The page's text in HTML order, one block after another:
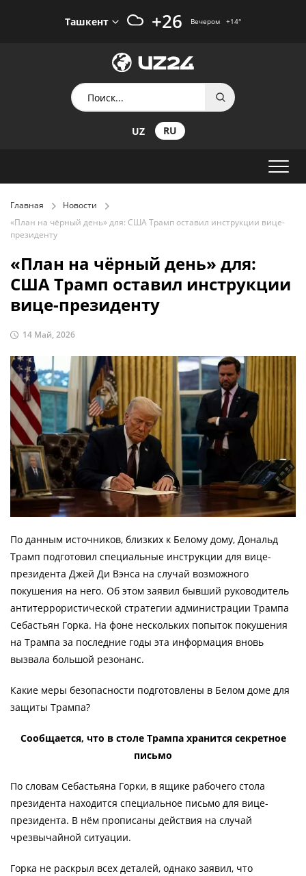
Ташкент +26 Вечером +14°
UZ RU
Главная
Новости
«План на чёрный день» для: США Трамп оставил инструкции вице-
президенту
«План на чёрный день» для:
США Трамп оставил инструкции
вице-президенту
14 Май, 2026
По данным источников, близких к Белому дому, Дональд
Трамп подготовил специальные инструкции для вице-
президента Джей Ди Вэнса на случай возможного
покушения на него. Об этом заявил бывший руководитель
антитеррористической стратегии администрации Трампа
Себастьян Горка. На фоне нескольких попыток покушения
на Трампа за последние годы эта информация вновь
вызвала большой резонанс.
Какие меры безопасности подготовлены в Белом доме для
защиты Трампа?
Сообщается, что в столе Трампа хранится секретное
письмо
По словам Себастьяна Горки, в ящике рабочего стола
президента находится специальное письмо для вице-
президента. В нём прописаны действия на случай
чрезвычайной ситуации.
Горка не раскрыл всех деталей, однако заявил, что